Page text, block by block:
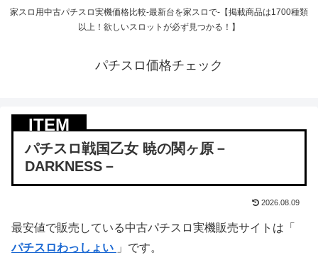
家スロ用中古パチスロ実機価格比較-最新台を家スロで-【掲載商品は1700種類
以上！欲しいスロットが必ず見つかる！】
パチスロ価格チェック
パチスロ戦国乙女 暁の関ヶ原－
DARKNESS－
2026.08.09
最安値で販売している中古パチスロ実機販売サイトは「
パチスロわっしょい 」です。